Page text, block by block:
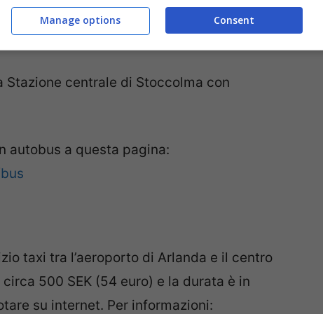
minori e i pensionati usufruiscono di
(in italiano):www.flygbussarna.se/it
Stazione centrale di Stoccolma con
autobus a questa pagina:
taxi tra l’aeroporto di Arlanda e il centro
500 SEK (54 euro) e la durata è in
su internet. Per informazioni:
Consent
Manage options